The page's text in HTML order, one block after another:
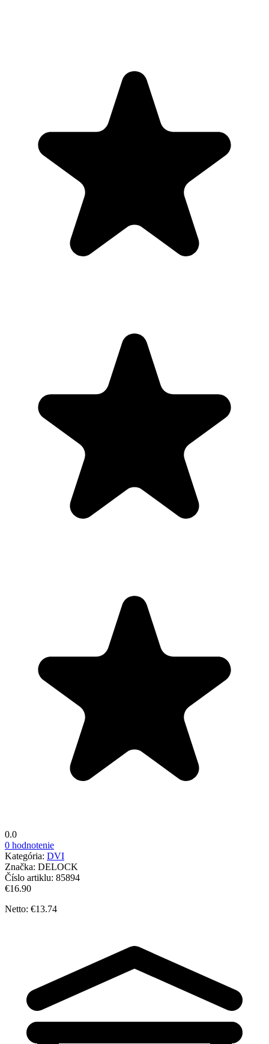
0.0
0 hodnotenie
Kategória: DVI
Značka: DELOCK
Číslo artiklu: 85894
€16.90
Netto: €13.74